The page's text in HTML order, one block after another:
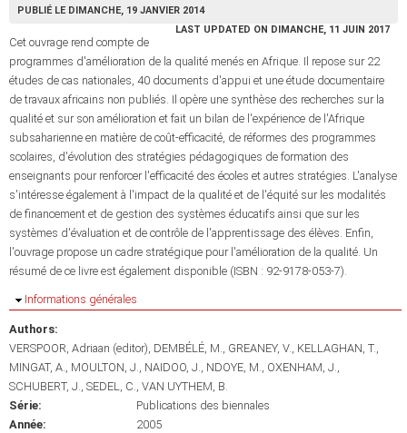
PUBLIÉ LE DIMANCHE, 19 JANVIER 2014
LAST UPDATED ON DIMANCHE, 11 JUIN 2017
Cet ouvrage rend compte de
programmes d'amélioration de la qualité menés en Afrique. Il repose sur 22
études de cas nationales, 40 documents d'appui et une étude documentaire
de travaux africains non publiés. Il opère une synthèse des recherches sur la
qualité et sur son amélioration et fait un bilan de l'expérience de l'Afrique
subsaharienne en matière de coût-efficacité, de réformes des programmes
scolaires, d'évolution des stratégies pédagogiques de formation des
enseignants pour renforcer l'efficacité des écoles et autres stratégies. L'analyse
s'intéresse également à l'impact de la qualité et de l'équité sur les modalités
de financement et de gestion des systèmes éducatifs ainsi que sur les
systèmes d'évaluation et de contrôle de l'apprentissage des élèves. Enfin,
l'ouvrage propose un cadre stratégique pour l'amélioration de la qualité. Un
résumé de ce livre est également disponible (ISBN : 92-9178-053-7).
Masquer
Informations générales
Authors:
VERSPOOR, Adriaan (editor) DEMBÉLÉ, M. GREANEY, V.
KELLAGHAN, T.
MINGAT, A.
MOULTON, J. NAIDOO, J. NDOYE, M.
OXENHAM, J.
SCHUBERT, J.
SEDEL, C.
VAN UYTHEM, B.
Série:
Publications des biennales
Année:
2005